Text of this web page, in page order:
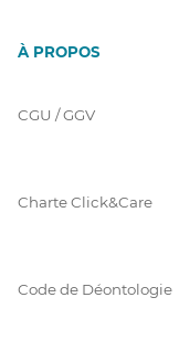
À PROPOS
CGU / GGV
Charte Click&Care
Code de Déontologie